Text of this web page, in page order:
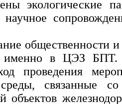
экологические
общественности и
именно в ЦЭЗ
проведения
связанные со
объектов